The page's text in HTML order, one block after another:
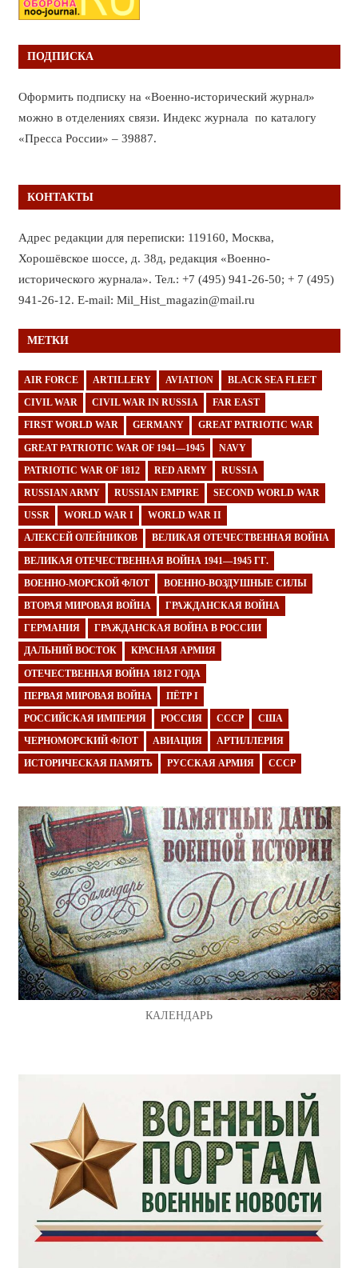
ПОДПИСКА
Оформить подписку на «Военно-исторический журнал»
можно в отделениях связи. Индекс журнала по каталогу
«Пресса России» – 39887.
КОНТАКТЫ
Адрес редакции для переписки: 119160, Москва,
Хорошёвское шоссе, д. 38д, редакция «Военно-
исторического журнала». Тел.: +7 (495) 941-26-50; + 7 (495)
941-26-12. E-mail: Mil_Hist_magazin@mail.ru
МЕТКИ
AIR FORCE ARTILLERY AVIATION BLACK SEA FLEET
CIVIL WAR CIVIL WAR IN RUSSIA FAR EAST
FIRST WORLD WAR GERMANY GREAT PATRIOTIC WAR
GREAT PATRIOTIC WAR OF 1941—1945 NAVY
PATRIOTIC WAR OF 1812 RED ARMY RUSSIA
RUSSIAN ARMY RUSSIAN EMPIRE SECOND WORLD WAR
USSR WORLD WAR I WORLD WAR II
АЛЕКСЕЙ ОЛЕЙНИКОВ ВЕЛИКАЯ ОТЕЧЕСТВЕННАЯ ВОЙНА
ВЕЛИКАЯ ОТЕЧЕСТВЕННАЯ ВОЙНА 1941—1945 ГГ.
ВОЕННО-МОРСКОЙ ФЛОТ ВОЕННО-ВОЗДУШНЫЕ СИЛЫ
ВТОРАЯ МИРОВАЯ ВОЙНА ГРАЖДАНСКАЯ ВОЙНА
ГЕРМАНИЯ ГРАЖДАНСКАЯ ВОЙНА В РОССИИ
ДАЛЬНИЙ ВОСТОК КРАСНАЯ АРМИЯ
ОТЕЧЕСТВЕННАЯ ВОЙНА 1812 ГОДА
ПЕРВАЯ МИРОВАЯ ВОЙНА ПЁТР I
РОССИЙСКАЯ ИМПЕРИЯ РОССИЯ СССР США
ЧЕРНОМОРСКИЙ ФЛОТ АВИАЦИЯ АРТИЛЛЕРИЯ
ИСТОРИЧЕСКАЯ ПАМЯТЬ РУССКАЯ АРМИЯ СССР
КАЛЕНДАРЬ